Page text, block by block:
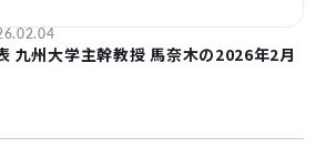
表 九州大学主幹教授 馬奈木の2026年2月